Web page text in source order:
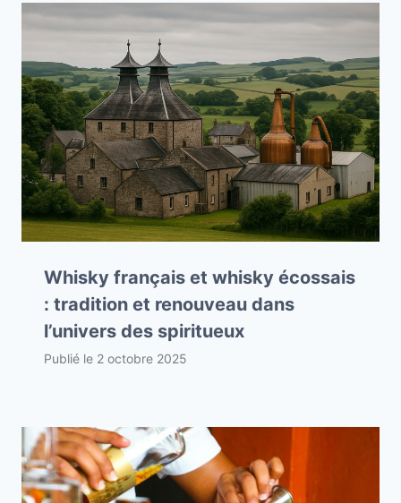
Whisky français et whisky écossais
: tradition et renouveau dans
l’univers des spiritueux
Publié le 2 octobre 2025